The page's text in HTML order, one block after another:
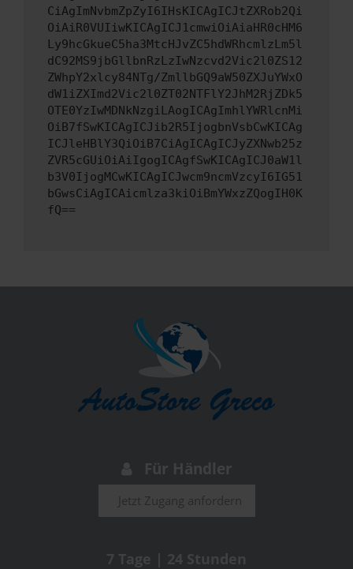
CiAgImNvbmZpZyI6IHsKICAgICJtZXRob2Qi
OiAiR0VUIiwKICAgICJ1cmwiOiAiaHR0cHM6
Ly9hcGkueC5ha3MtcHJvZC5hdWRhcmlzLm5l
dC92MS9jbGllbnRzLzIwNzcvd2Vic2l0ZS12
ZWhpY2xlcy84NTg/ZmllbGQ9aW50ZXJuYWxO
dW1iZXImd2Vic2l0ZT02NTFlY2JhM2RjZDk5
OTE0YzIwMDNkNzgiLAogICAgImhlYWRlcnMi
OiB7fSwKICAgICJib2R5IjogbnVsbCwKICAg
ICJleHBlY3QiOiB7CiAgICAgICJyZXNwb25z
ZVR5cGUiOiAiIgogICAgfSwKICAgICJ0aW1l
b3V0IjogMCwKICAgICJwcm9ncmVzcyI6IG51
bGwsCiAgICAicmlza3kiOiBmYWxzZQogIH0K
fQ==
Für Händler
Jetzt Zugang anfordern
7 Tage | 24 Stunden